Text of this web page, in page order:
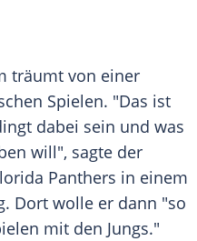
träumt von einer
Spielen. "Das ist
dabei sein und was
will", sagte der
Panthers in einem
. Dort wolle er dann "so
mit den Jungs."